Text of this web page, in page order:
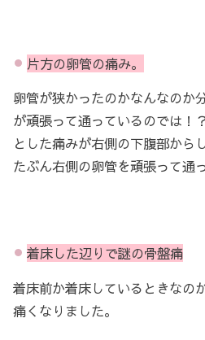
片方の卵管の痛み。
卵管が狭かったのかなんなのか
が頑張って通っているのでは！
とした痛みが右側の下腹部から
たぶん右側の卵管を頑張って通
着床した辺りで謎の骨盤痛
着床前か着床しているときなの
痛くなりました。